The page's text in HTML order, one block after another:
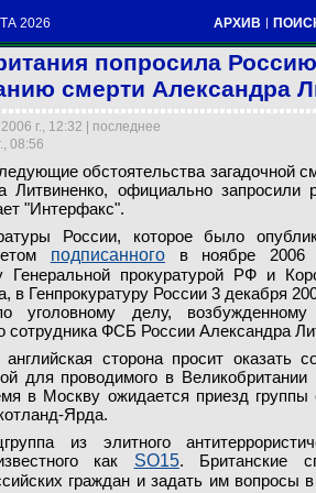
2026 АРХИВ |
попросила
смерти Александра
г., 12:32 | последнее
08:56
попросила Россию помочь
NEWSru.com
власти, расследующие
России Александра Литвиненко,
помощиРоссии заявила о своей
Live
обстоятельства загадочной
официально запросили
"Интерфакс".
России, которое было
подписанногов ноябре 2006
Генеральной прокуратурой РФ и
в Генпрокуратуру России 3 декабря
уголовному делу,
сотрудника ФСБ России Александра
сторона просит оказать
для проводимого в Великобритании
в Москву ожидается приезд группы
Ярда.
из элитного
как SO15. Британские
граждан и задать им вопросы